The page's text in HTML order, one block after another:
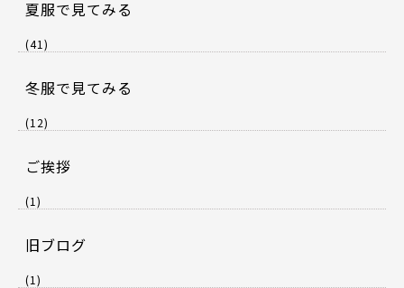
夏服で見てみる
(41)
冬服で見てみる
(12)
ご挨拶
(1)
旧ブログ
(1)